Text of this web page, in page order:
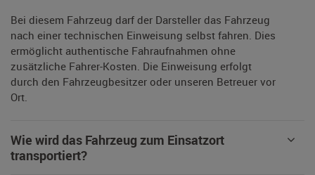
Bei diesem Fahrzeug darf der Darsteller das Fahrzeug
nach einer technischen Einweisung selbst fahren. Dies
ermöglicht authentische Fahraufnahmen ohne
zusätzliche Fahrer-Kosten. Die Einweisung erfolgt
durch den Fahrzeugbesitzer oder unseren Betreuer vor
Ort.
Wie wird das Fahrzeug zum Einsatzort
transportiert?